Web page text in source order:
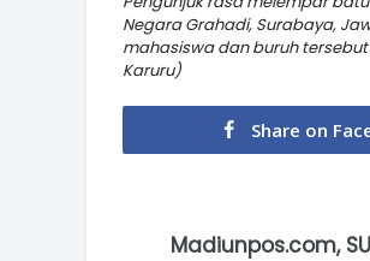
Negara Grahadi, Surabaya,
mahasiswa dan buruh
Karuru)
Share on
Madiunpos.com,